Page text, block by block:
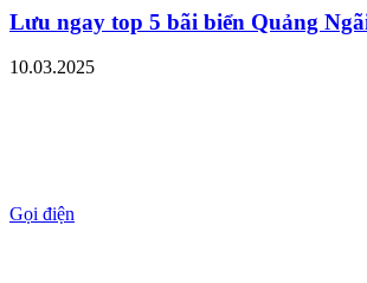
Lưu ngay top 5 bãi biển Quảng
10.03.2025
Gọi điện